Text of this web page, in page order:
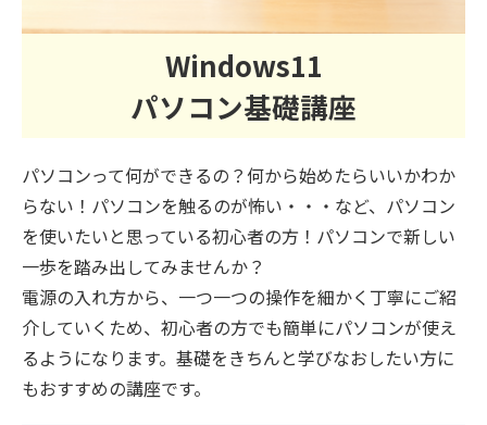
Windows11
パソコン基礎講座
パソコンって何ができるの？何から始めたらいいかわか
らない！パソコンを触るのが怖い・・・など、パソコン
を使いたいと思っている初心者の方！パソコンで新しい
一歩を踏み出してみませんか？
電源の入れ方から、一つ一つの操作を細かく丁寧にご紹
介していくため、初心者の方でも簡単にパソコンが使え
るようになります。基礎をきちんと学びなおしたい方に
もおすすめの講座です。